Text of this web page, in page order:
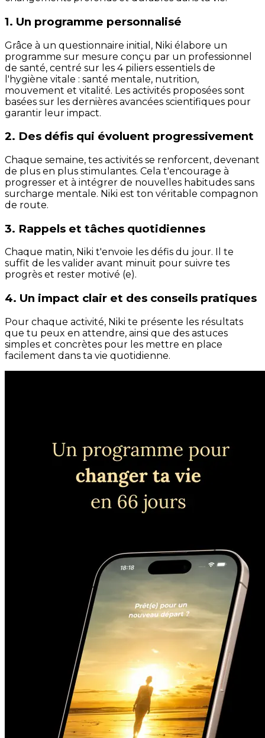
1. Un programme personnalisé
Grâce à un questionnaire initial, Niki élabore un
programme sur mesure conçu par un professionnel
de santé, centré sur les 4 piliers essentiels de
l'hygiène vitale : santé mentale, nutrition,
mouvement et vitalité. Les activités proposées sont
basées sur les dernières avancées scientifiques pour
garantir leur impact.
2. Des défis qui évoluent progressivement
Chaque semaine, tes activités se renforcent, devenant
de plus en plus stimulantes. Cela t'encourage à
progresser et à intégrer de nouvelles habitudes sans
surcharge mentale. Niki est ton véritable compagnon
de route.
3. Rappels et tâches quotidiennes
Chaque matin, Niki t'envoie les défis du jour. Il te
suffit de les valider avant minuit pour suivre tes
progrès et rester motivé (e).
4. Un impact clair et des conseils pratiques
Pour chaque activité, Niki te présente les résultats
que tu peux en attendre, ainsi que des astuces
simples et concrètes pour les mettre en place
facilement dans ta vie quotidienne.